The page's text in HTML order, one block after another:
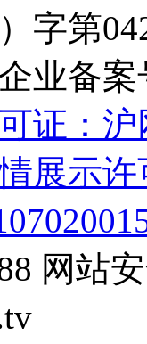
字第
业备案
证：
展示许
网站